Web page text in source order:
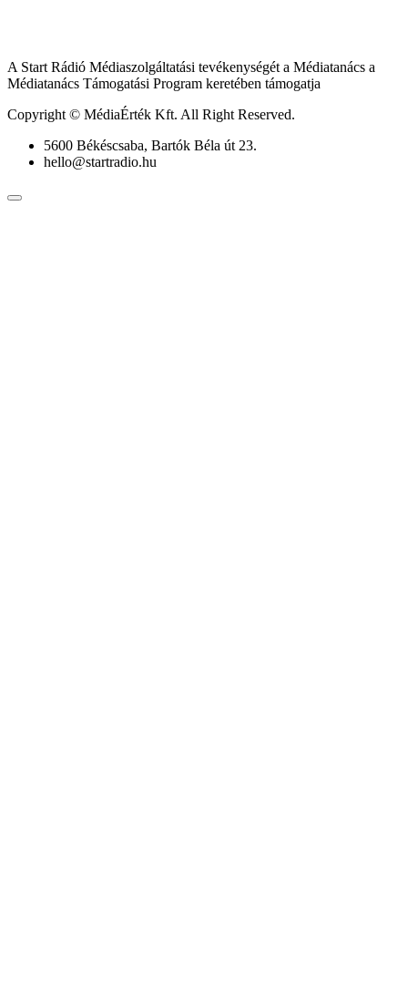
A Start Rádió Médiaszolgáltatási tevékenységét a Médiatanács a
Médiatanács Támogatási Program keretében támogatja
Copyright © MédiaÉrték Kft. All Right Reserved.
5600 Békéscsaba, Bartók Béla út 23.
hello@startradio.hu